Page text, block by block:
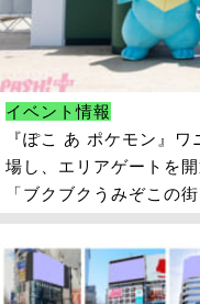
イベント情報
『ぽこ あ ポケモン』
場し、エリアゲートを
「ブクブクうみぞこの